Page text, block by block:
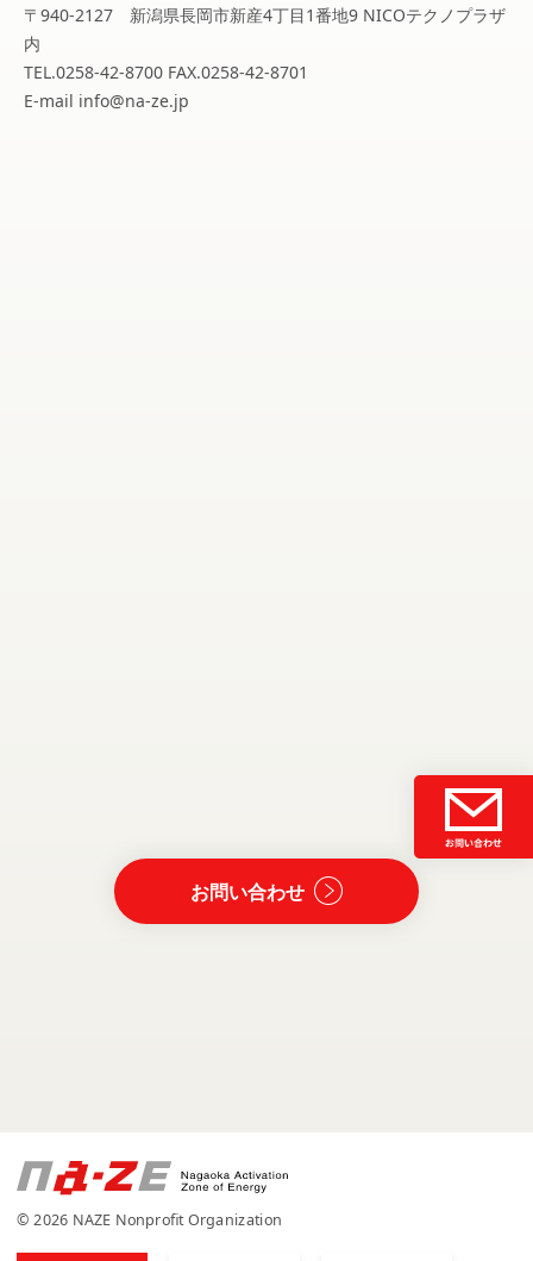
〒940-2127 新潟県長岡市新産4丁目1番地9 NICOテクノプラザ
内
TEL.0258-42-8700 FAX.0258-42-8701
E-mail info@na-ze.jp
お問い合わせ
© 2026 NAZE Nonprofit Organization